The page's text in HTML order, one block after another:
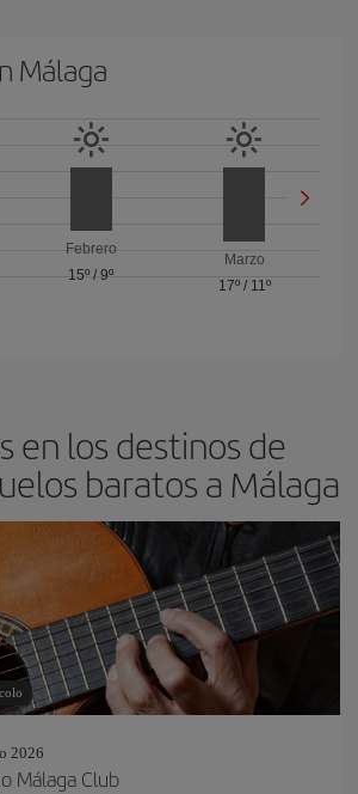
Málaga
Febrero
15º / 9º
Marzo
17º/ 11º
en los destinos de
baratos a Málaga
2026
Málaga Club